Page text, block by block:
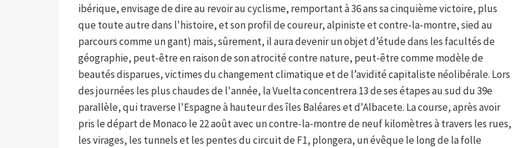
ibérique, envisage de dire au revoir au cyclisme, remportant à 36 ans sa cinquième victoire, plus
que toute autre dans l'histoire, et son profil de coureur, alpiniste et contre-la-montre, sied au
parcours comme un gant) mais, sûrement, il aura devenir un objet d’étude dans les facultés de
géographie, peut-être en raison de son atrocité contre nature, peut-être comme modèle de
beautés disparues, victimes du changement climatique et de l’avidité capitaliste néolibérale. Lors
des journées les plus chaudes de l'année, la Vuelta concentrera 13 de ses étapes au sud du 39e
parallèle, qui traverse l'Espagne à hauteur des îles Baléares et d'Albacete. La course, après avoir
pris le départ de Monaco le 22 août avec un contre-la-montre de neuf kilomètres à travers les rues,
les virages, les tunnels et les pentes du circuit de F1, plongera, un évêque le long de la folle